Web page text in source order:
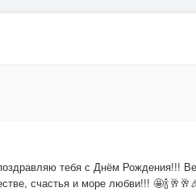
тебя с Днём Рождения!!!
счастья и море любви!!!